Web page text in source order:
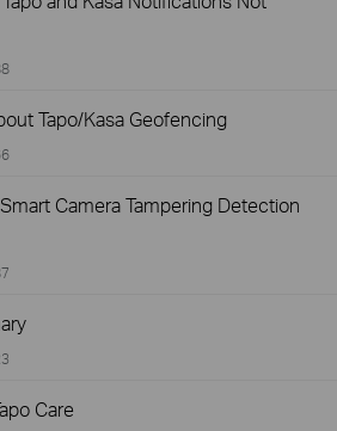
Tapo/Kasa Geofencing
Camera Tampering Detection
Care